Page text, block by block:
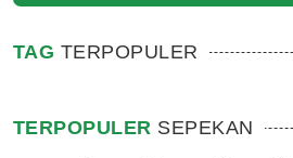
TAG TERPOPULER
TERPOPULER SEPEKAN